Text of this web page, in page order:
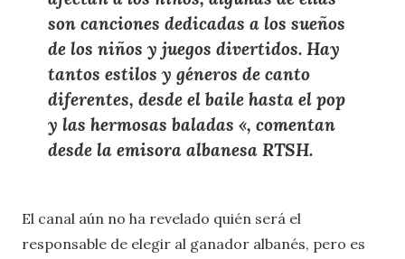
son canciones dedicadas a los sueños
de los niños y juegos divertidos. Hay
tantos estilos y géneros de canto
diferentes, desde el baile hasta el pop
y las hermosas baladas «, comentan
desde la emisora albanesa RTSH.
El canal ​​aún no ha revelado quién será el
responsable de elegir al ganador albanés, pero es